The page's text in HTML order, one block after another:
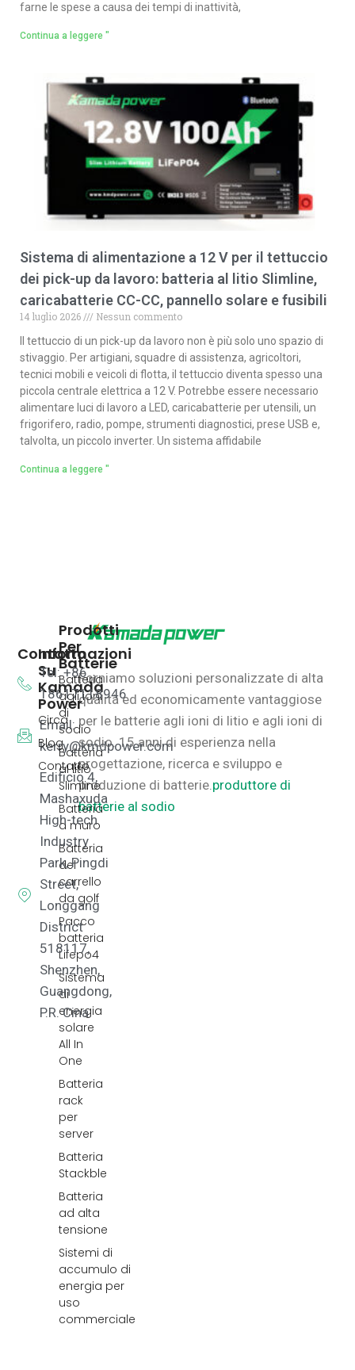
farne le spese a causa dei tempi di inattività,
Continua a leggere "
Sistema di alimentazione a 12 V per il tettuccio
dei pick-up da lavoro: batteria al litio Slimline,
caricabatterie CC-CC, pannello solare e fusibili
14 luglio 2026
Nessun commento
Il tettuccio di un pick-up da lavoro non è più solo uno spazio di
stivaggio. Per artigiani, squadre di assistenza, agricoltori,
tecnici mobili e veicoli di flotta, il tettuccio diventa spesso una
piccola centrale elettrica a 12 V. Potrebbe essere necessario
alimentare luci di lavoro a LED, caricabatterie per utensili, un
frigorifero, radio, pompe, strumenti diagnostici, prese USB e,
talvolta, un piccolo inverter. Un sistema affidabile
Continua a leggere "
Forniamo soluzioni personalizzate di alta
qualità ed economicamente vantaggiose
per le batterie agli ioni di litio e agli ioni di
sodio.15 anni di esperienza nella
progettazione, ricerca e sviluppo e
produzione di batterie. produttore di
batterie al sodio
Prodotti
Per
Batterie
Batteria
agli ioni
di
sodio
Batteria
al litio
Slimline
Batteria
a muro
Batteria
del
carrello
da golf
Pacco
batteria
Lifepo4
Sistema
di
energia
solare
All In
One
Batteria
rack
per
server
Batteria
Stackble
Batteria
ad alta
tensione
Sistemi di
accumulo di
energia per
uso
commerciale
Informazioni
Su
Kamada
Power
Circa
Blog
Contatto
Contatto
Tel: +86
18617118946
Email:
kerry@kmdpower.com
Edificio 4,
Mashaxuda
High-tech
Industry
Park, Pingdi
Street,
Longgang
District
518117,
Shenzhen,
Guangdong,
P.R. Cina.